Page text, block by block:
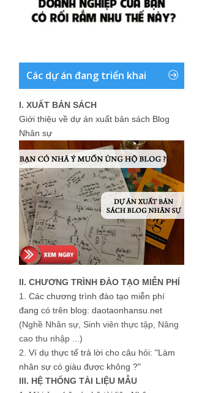
Các dự án đang triển khai
I. XUẤT BẢN SÁCH
Giới thiệu về dự án xuất bản sách Blog
Nhân sự
II. CHƯƠNG TRÌNH ĐÀO TẠO MIỄN PHÍ
1. Các chương trình đào tạo miễn phí
đang có trên blog: daotaonhansu.net
(Nghề Nhân sự, Sinh viên thực tập, Nâng
cao thu nhập ...)
2. Ví dụ thực tế trả lời cho câu hỏi: "Làm
nhân sự có giàu được không ?"
III. HỆ THỐNG TÀI LIỆU MẪU